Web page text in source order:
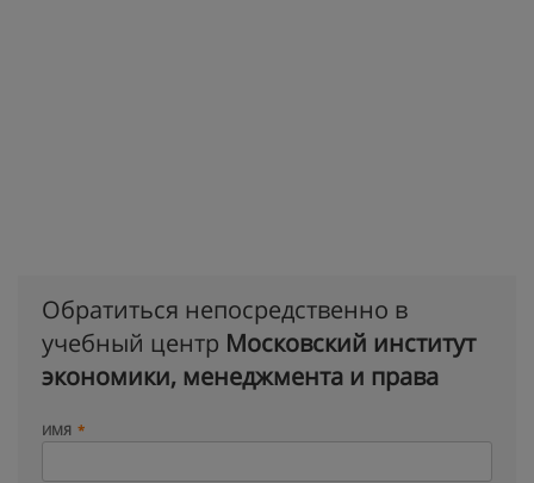
Обратиться непосредственно в
учебный центр Московский институт
экономики, менеджмента и права
ИМЯ